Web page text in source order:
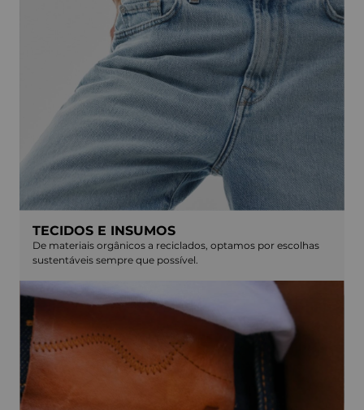
TECIDOS E INSUMOS
De materiais orgânicos a reciclados, optamos por escolhas
sustentáveis sempre que possível.